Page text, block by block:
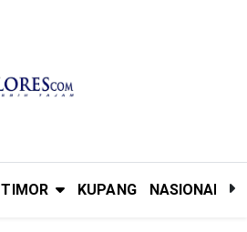
TIMOR KUPANG NASIONAL